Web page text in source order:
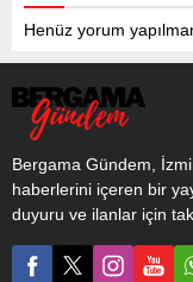
Henüz yorum
Bergama Gündem,
haberlerini içeren bir
duyuru ve ilanlar için